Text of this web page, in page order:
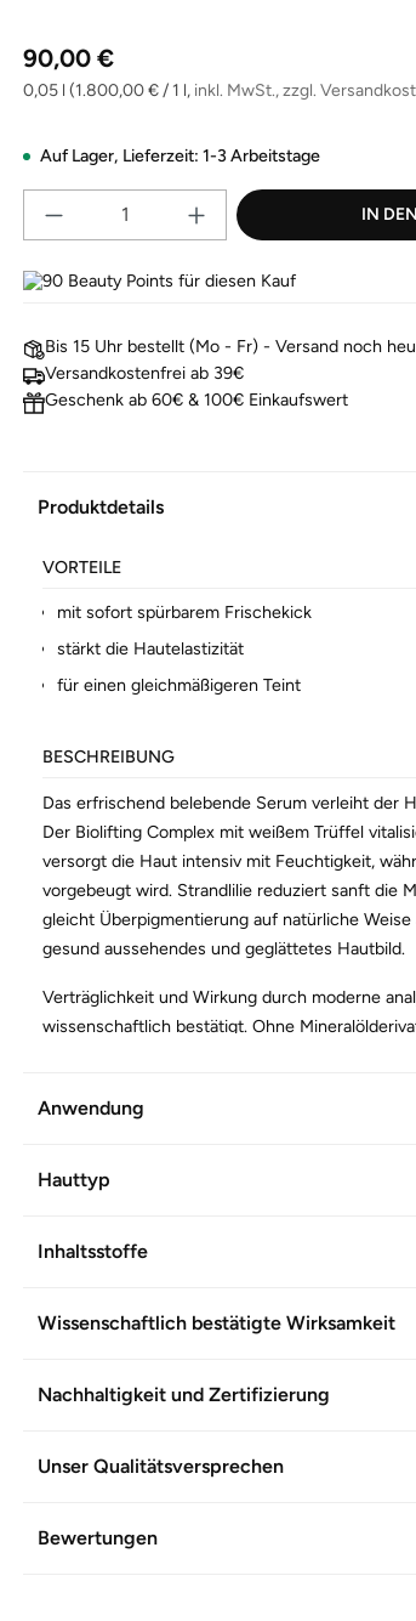
derselben
Regulärer Preis:
90,00 €
0,05 l (1.800,00 € / 1 l, inkl. MwSt., zzgl.
Auf Lager, Lieferzeit: 1-3 Arbeitstage
Produkt IN
90 Beauty Points für diesen Kauf
Bis 15 Uhr bestellt (Mo - Fr) - Versand noch
Versandkostenfrei ab 39€
Geschenk ab 60€ & 100€ Einkaufswert
Produktdetails
VORTEILE
mit sofort spürbarem Frischekick
stärkt die Hautelastizität
für einen gleichmäßigeren Teint
BESCHREIBUNG
Das erfrischend belebende Serum verleiht der
Der Biolifting Complex mit weißem Trüffel
versorgt die Haut intensiv mit Feuchtigkeit,
vorgebeugt wird. Strandlilie reduziert sanft die
gleicht Überpigmentierung auf natürliche
gesund aussehendes und geglättetes Hautbild.
Verträglichkeit und Wirkung durch moderne
wissenschaftlich bestätigt. Ohne
WEITERE INFORMATIONEN
Anwendung
Hauttyp
Inhaltsstoffe
Wissenschaftlich bestätigte Wirksamkeit
Nachhaltigkeit und Zertifizierung
Unser Qualitätsversprechen
Bewertungen